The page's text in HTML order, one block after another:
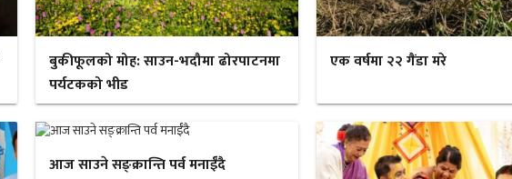
बुकीफूलको मोह: साउन-भदौमा ढोरपाटनमा
पर्यटकको भीड
एक वर्षमा २२ गैंडा मरे
आज साउने सङ्क्रान्ति पर्व मनाईँदै